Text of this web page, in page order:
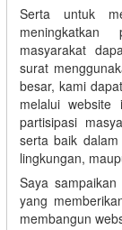
Serta untuk
masyarakat
surat
besar, kami
melalui
partisipasi
serta baik
lingkungan,
Saya
yang
membangun